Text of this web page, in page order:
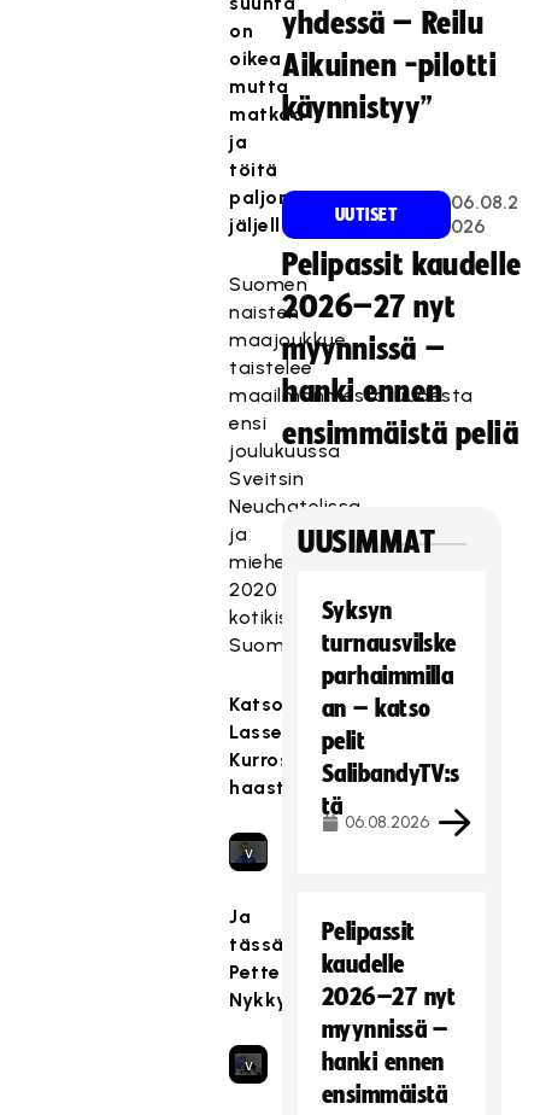
on
oikea
mutta
matkaa
ja
töitä
paljon
jäljellä.
Suomen
naisten
maajoukkue
taistelee
maailmanmestaruudesta
ensi
joulukuussa
Sveitsin
Neuchatelissa
ja
miehet
2020
kotikisoissa
Suomessa.
Katso
Lasse
Kurrosen
haastattelu:
i
s
l
t
ö
o
n
e
s
t
e
t
t
y
,
k
s
k
a
s
v
t
m
r
k
Ja
tässä
Petteri
Nykky:
T
ä
m
ä
s
i
s
ä
l
t
ö
o
n
e
t
e
t
t
,
k
s
k
a
s
v
yhdessä – Reilu
Aikuinen -pilotti
käynnistyy”
UUTISET
06.08.2
026
Pelipassit kaudelle
2026–27 nyt
myynnissä –
hanki ennen
ensimmäistä peliä
UUSIMMAT
Syksyn
turnausvilske
parhaimmilla
an – katso
pelit
SalibandyTV:s
tä
06.08.2026
Pelipassit
kaudelle
2026–27 nyt
myynnissä –
hanki ennen
ensimmäistä